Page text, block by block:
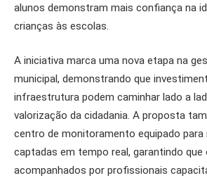
alunos demonstram mais confiança na
crianças às escolas.
A iniciativa marca uma nova etapa na
municipal, demonstrando que
infraestrutura podem caminhar lado a
valorização da cidadania. A proposta
centro de monitoramento equipado para
captadas em tempo real, garantindo que
acompanhados por profissionais